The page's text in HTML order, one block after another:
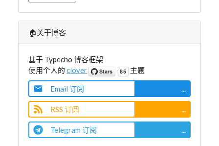
🏠关于博客
基于 Typecho 博客框架
使用个人的clover 主题
Email 订阅
RSS 订阅
Telegram 订阅